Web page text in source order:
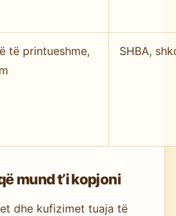
të printueshme,
SHBA,
mund t’i kopjoni
dhe kufizimet tuaja të